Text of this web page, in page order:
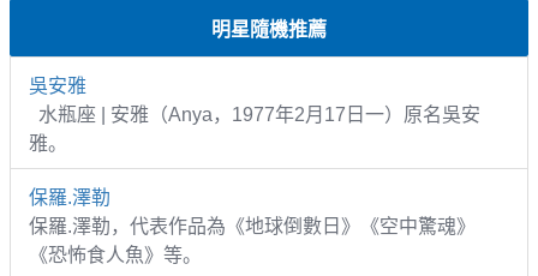
明星隨機推薦
吳安雅
水瓶座 | 安雅（Anya，1977年2月17日一）原名吳安
雅。
保羅.澤勒
保羅.澤勒，代表作品為《地球倒數日》《空中驚魂》
《恐怖食人魚》等。